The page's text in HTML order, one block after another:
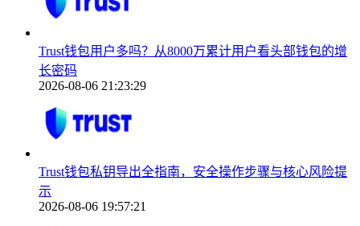
Trust钱包用户多吗？从8000万累计用户看头部钱包的增
长密码
2026-08-06 21:23:29
Trust钱包私钥导出全指南，安全操作步骤与核心风险提
示
2026-08-06 19:57:21